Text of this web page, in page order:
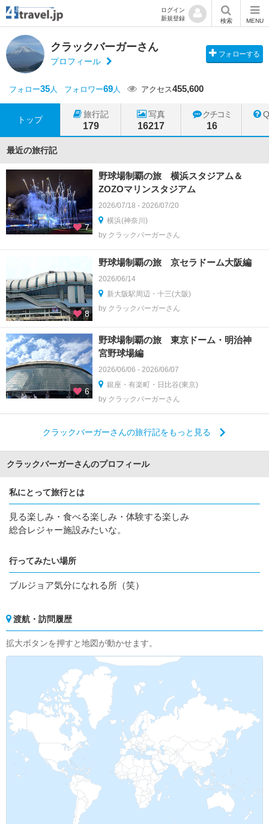
ログイン
新規登録
検索 MENU
クラックバーガーさん
プロフィール
フォローする
フォロー35人 フォロワー69人 アクセス455,600
トップ
旅行記
179
写真
16217
クチコミ
16
最近の旅行記
7
野球場制覇の旅 横浜スタジアム＆
ZOZOマリンスタジアム
2026/07/18 - 2026/07/20
横浜(神奈川)
by クラックバーガーさん
8
野球場制覇の旅 京セラドーム大阪編
2026/06/14
新大阪駅周辺・十三(大阪)
by クラックバーガーさん
6
野球場制覇の旅 東京ドーム・明治神
宮野球場編
2026/06/06 - 2026/06/07
銀座・有楽町・日比谷(東京)
by クラックバーガーさん
クラックバーガーさんの旅行記をもっと見る
クラックバーガーさんのプロフィール
私にとって旅行とは
見る楽しみ・食べる楽しみ・体験する楽しみ
総合レジャー施設みたいな。
行ってみたい場所
ブルジョア気分になれる所（笑）
渡航・訪問履歴
拡大ボタンを押すと地図が動かせます。